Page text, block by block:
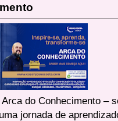
do Conhecimento –
jornada de